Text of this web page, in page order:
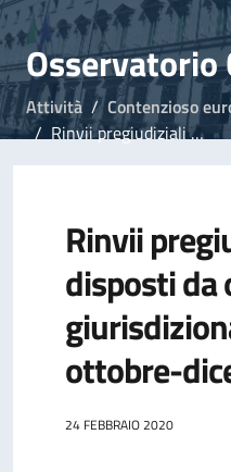
Attività Contenzioso
Rinvii pregiudiziali disposti da organi giurisdizionali italiani, ottobre-dicembre 2019
Rinvii
disposti da
ottobre-
24 FEBBRAIO 2020